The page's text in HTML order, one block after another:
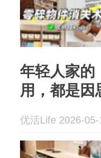
年轻人家的
用，都是因
优活Life 2026-05-